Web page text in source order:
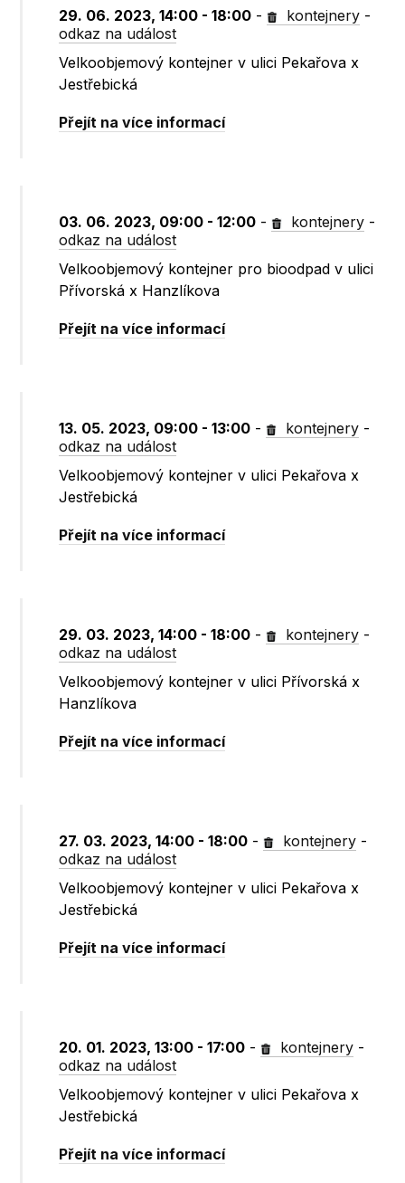
29. 06. 2023, 14:00 - 18:00 - kontejnery -
odkaz na událost
Velkoobjemový kontejner v ulici Pekařova x
Jestřebická
Přejít na více informací
03. 06. 2023, 09:00 - 12:00 - kontejnery -
odkaz na událost
Velkoobjemový kontejner pro bioodpad v ulici
Přívorská x Hanzlíkova
Přejít na více informací
13. 05. 2023, 09:00 - 13:00 - kontejnery -
odkaz na událost
Velkoobjemový kontejner v ulici Pekařova x
Jestřebická
Přejít na více informací
29. 03. 2023, 14:00 - 18:00 - kontejnery -
odkaz na událost
Velkoobjemový kontejner v ulici Přívorská x
Hanzlíkova
Přejít na více informací
27. 03. 2023, 14:00 - 18:00 - kontejnery -
odkaz na událost
Velkoobjemový kontejner v ulici Pekařova x
Jestřebická
Přejít na více informací
20. 01. 2023, 13:00 - 17:00 - kontejnery -
odkaz na událost
Velkoobjemový kontejner v ulici Pekařova x
Jestřebická
Přejít na více informací